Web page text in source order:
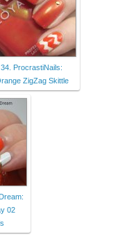
34. ProcrastiNails:
ZigZag Skittle
02